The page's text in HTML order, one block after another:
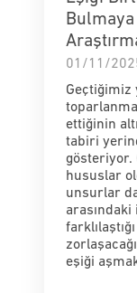
01/11/
Geçtiğimiz
ettiğinin
tabiri
gösteriyor.
hususlar
unsurlar
eşiği